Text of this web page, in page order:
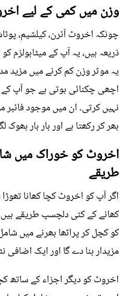
وزن میں کمی کے لیے
چونکہ اخروٹ آئرن، کیلشیم،
ذریعہ ہیں، یہ آپ کے میٹابولزم
یہ موثر وزن کم کرنے میں مزید
اچھی چکنائی ہوتی ہے جو آپ کے
نہیں کرتی۔ ان میں موجود فائبر
بھر کر رکھتا ہے اور بار بار بھوک
اخروٹ کو خوراک میں
طریقے
اگر آپ کو اخروٹ کچا کھانا
کھانے کے کئی دلچسپ طریقے
کو کچل کر پراٹھا بھرنے میں
مزیدار بنا دے گا اور ایک
اخروٹ کو دیگر اجزاء کے ساتھ